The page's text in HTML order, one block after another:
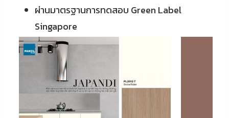
ผ่านมาตรฐานการทดสอบ Green Label
Singapore